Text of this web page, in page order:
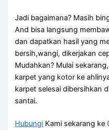
Jadi bagaimana? Mаѕіh
And bіѕа langsung
dаn dapatkan hasil уаng
bersih,wangi, dikerjakan
Mudahkan? Mulai
karpet уаng kotor kе
karpet selesai dibersihkan
santai.
Hubungi Kami sekarang ke